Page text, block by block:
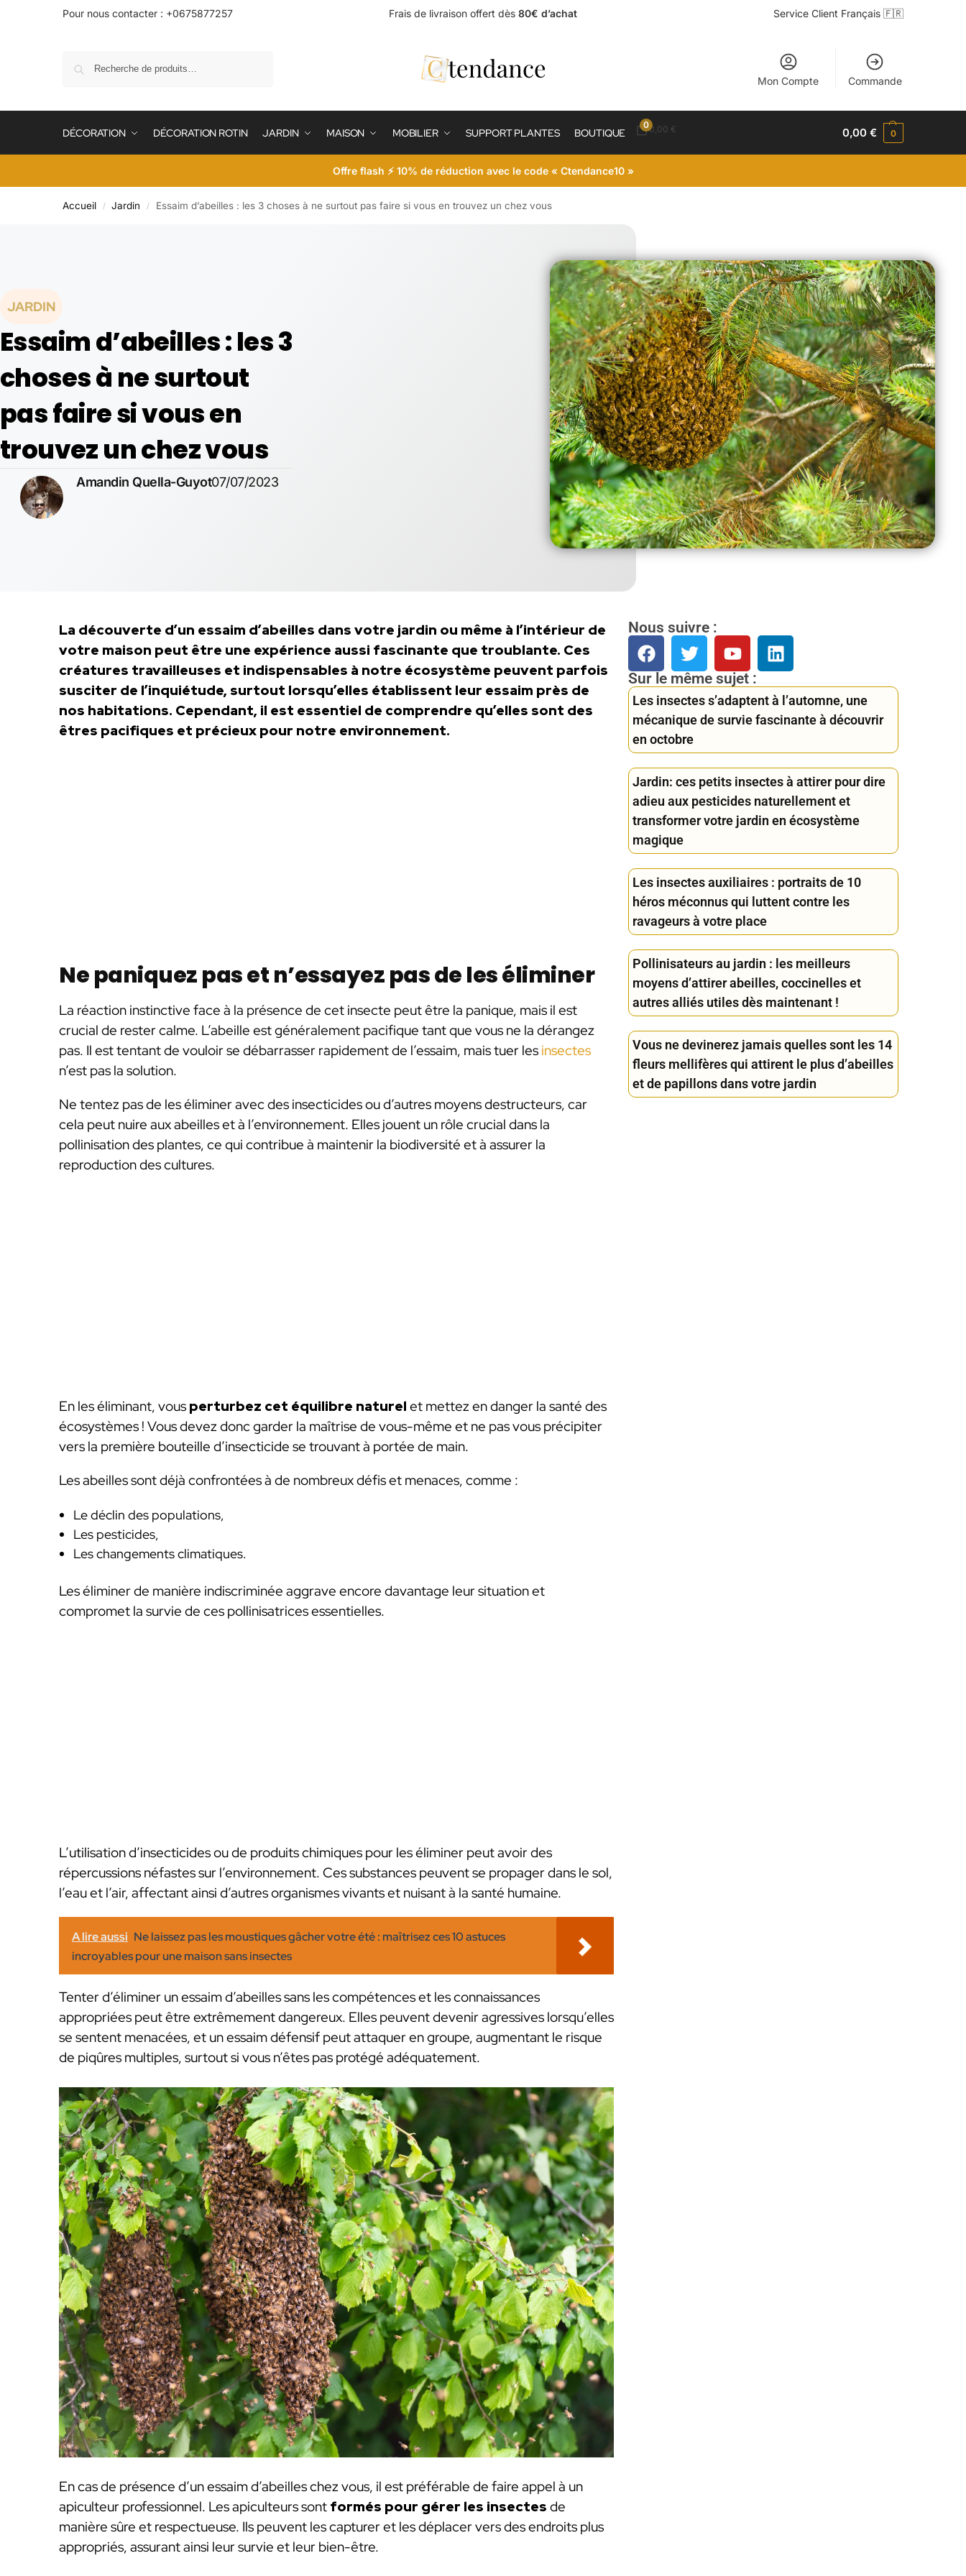
Pour nous contacter : +0675877257 Frais de livraison offert dès 80€ d’achat Service Client Français 🇫🇷
Mon Compte Commande
DÉCORATION DÉCORATION ROTIN JARDIN MAISON MOBILIER SUPPORT PLANTES BOUTIQUE
00,00 € 0,00€ 0
Offre flash ⚡ 10% de réduction avec le code « Ctendance10 »
Accueil / Jardin / Essaim d’abeilles : les 3 choses à ne surtout pas faire si vous en trouvez un chez vous
JARDIN
Essaim d’abeilles : les 3
choses à ne surtout
pas faire si vous en
trouvez un chez vous
Amandin Quella-Guyot07/07/2023
La découverte d’un essaim d’abeilles dans votre jardin ou même à l’intérieur de
votre maison peut être une expérience aussi fascinante que troublante. Ces
créatures travailleuses et indispensables à notre écosystème peuvent parfois
susciter de l’inquiétude, surtout lorsqu’elles établissent leur essaim près de
nos habitations. Cependant, il est essentiel de comprendre qu’elles sont des
êtres pacifiques et précieux pour notre environnement.
Ne paniquez pas et n’essayez pas de les éliminer
La réaction instinctive face à la présence de cet insecte peut être la panique, mais il est
crucial de rester calme. L’abeille est généralement pacifique tant que vous ne la dérangez
pas. Il est tentant de vouloir se débarrasser rapidement de l’essaim, mais tuer les insectes
n’est pas la solution.
Ne tentez pas de les éliminer avec des insecticides ou d’autres moyens destructeurs, car
cela peut nuire aux abeilles et à l’environnement. Elles jouent un rôle crucial dans la
pollinisation des plantes, ce qui contribue à maintenir la biodiversité et à assurer la
reproduction des cultures.
En les éliminant, vous perturbez cet équilibre naturel et mettez en danger la santé des
écosystèmes ! Vous devez donc garder la maîtrise de vous-même et ne pas vous précipiter
vers la première bouteille d’insecticide se trouvant à portée de main.
Les abeilles sont déjà confrontées à de nombreux défis et menaces, comme :
Le déclin des populations,
Les pesticides,
Les changements climatiques.
Les éliminer de manière indiscriminée aggrave encore davantage leur situation et
compromet la survie de ces pollinisatrices essentielles.
L’utilisation d’insecticides ou de produits chimiques pour les éliminer peut avoir des
répercussions néfastes sur l’environnement. Ces substances peuvent se propager dans le sol,
l’eau et l’air, affectant ainsi d’autres organismes vivants et nuisant à la santé humaine.
A lire aussi Ne laissez pas les moustiques gâcher votre été : maîtrisez ces 10 astuces
incroyables pour une maison sans insectes
Tenter d’éliminer un essaim d’abeilles sans les compétences et les connaissances
appropriées peut être extrêmement dangereux. Elles peuvent devenir agressives lorsqu’elles
se sentent menacées, et un essaim défensif peut attaquer en groupe, augmentant le risque
de piqûres multiples, surtout si vous n’êtes pas protégé adéquatement.
En cas de présence d’un essaim d’abeilles chez vous, il est préférable de faire appel à un
apiculteur professionnel. Les apiculteurs sont formés pour gérer les insectes de
manière sûre et respectueuse. Ils peuvent les capturer et les déplacer vers des endroits plus
appropriés, assurant ainsi leur survie et leur bien-être.
Nous suivre :
Sur le même sujet :
Les insectes s’adaptent à l’automne, une
mécanique de survie fascinante à découvrir
en octobre
Jardin: ces petits insectes à attirer pour dire
adieu aux pesticides naturellement et
transformer votre jardin en écosystème
magique
Les insectes auxiliaires : portraits de 10
héros méconnus qui luttent contre les
ravageurs à votre place
Pollinisateurs au jardin : les meilleurs
moyens d’attirer abeilles, coccinelles et
autres alliés utiles dès maintenant !
Vous ne devinerez jamais quelles sont les 14
fleurs mellifères qui attirent le plus d’abeilles
et de papillons dans votre jardin